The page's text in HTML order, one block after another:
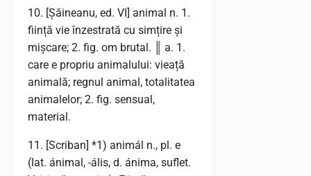
10. [Șăineanu, ed. VI] animal n. 1.
ființă vie înzestrată cu simțire și
mișcare; 2. fig. om brutal. ║ a. 1.
care e propriu animalului: vieață
animală; regnul animal, totalitatea
animalelor; 2. fig. sensual,
material.
11. [Scriban] *1) animál n., pl. e
(lat. ánimal, -ális, d. ánima, suflet.